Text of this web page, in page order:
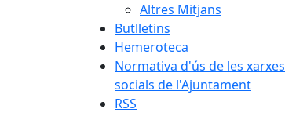
Altres Mitjans
Butlletins
Hemeroteca
Normativa d'ús de les xarxes
socials de l'Ajuntament
RSS